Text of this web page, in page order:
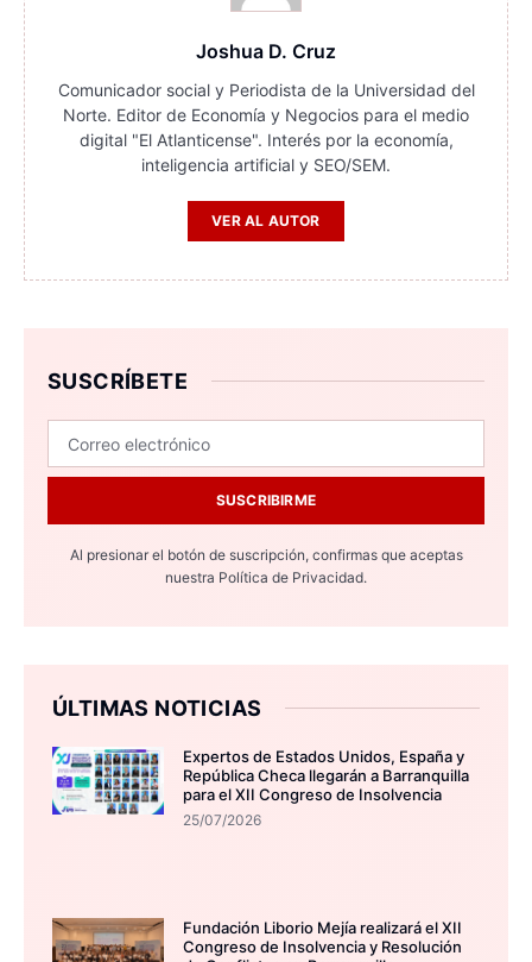
Joshua D. Cruz
Comunicador social y Periodista de la Universidad del
Norte. Editor de Economía y Negocios para el medio
digital "El Atlanticense". Interés por la economía,
inteligencia artificial y SEO/SEM.
VER AL AUTOR
SUSCRÍBETE
SUSCRIBIRME
Al presionar el botón de suscripción, confirmas que aceptas
nuestra Política de Privacidad.
ÚLTIMAS NOTICIAS
Expertos de Estados Unidos, España y
República Checa llegarán a Barranquilla
para el XII Congreso de Insolvencia
25/07/2026
Fundación Liborio Mejía realizará el XII
Congreso de Insolvencia y Resolución